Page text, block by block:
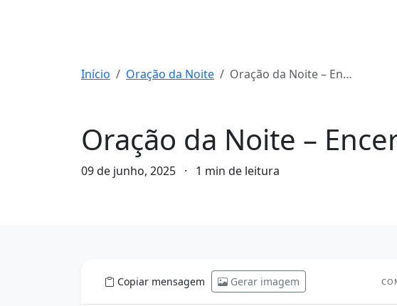
Início Oração da Noite Oração da Noite – Encerre seu dia com fé 09/06/2025
Oração da Noite –
09 de junho, 2025 · 1 min de leitura
Copiar mensagem Gerar imagem